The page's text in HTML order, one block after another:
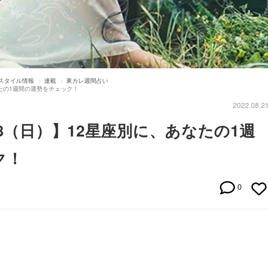
タイル情報 連載
東カレ週間占い
1週間の運勢をチェック！
2022.08.21
（日）】12星座別に、あなたの1週
0